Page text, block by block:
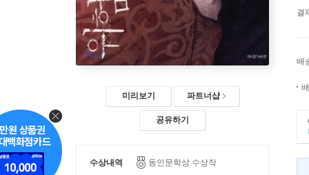
미리보기 파트너샵
공유하기
수상내역 동인문학상 수상작
결
배